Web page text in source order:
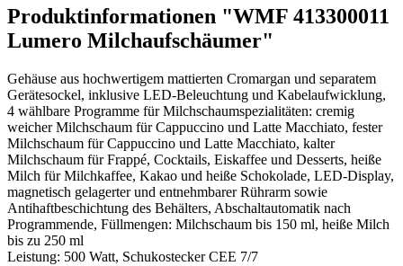
Produktinformationen "WMF 413300011
Lumero Milchaufschäumer"
Gehäuse aus hochwertigem mattierten Cromargan und separatem
Gerätesockel, inklusive LED-Beleuchtung und Kabelaufwicklung,
4 wählbare Programme für Milchschaumspezialitäten: cremig
weicher Milchschaum für Cappuccino und Latte Macchiato, fester
Milchschaum für Cappuccino und Latte Macchiato, kalter
Milchschaum für Frappé, Cocktails, Eiskaffee und Desserts, heiße
Milch für Milchkaffee, Kakao und heiße Schokolade, LED-Display,
magnetisch gelagerter und entnehmbarer Rührarm sowie
Antihaftbeschichtung des Behälters, Abschaltautomatik nach
Programmende, Füllmengen: Milchschaum bis 150 ml, heiße Milch
bis zu 250 ml
Leistung: 500 Watt, Schukostecker CEE 7/7